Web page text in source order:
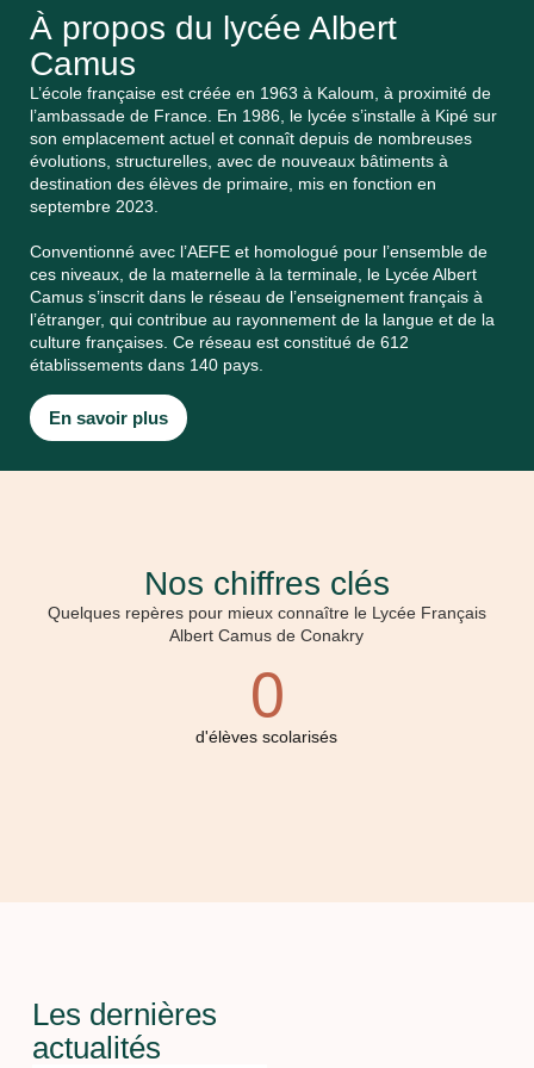
À propos du lycée Albert
Camus
L’école française est créée en 1963 à Kaloum, à proximité de
l’ambassade de France. En 1986, le lycée s’installe à Kipé sur
son emplacement actuel et connaît depuis de nombreuses
évolutions, structurelles, avec de nouveaux bâtiments à
destination des élèves de primaire, mis en fonction en
septembre 2023.
Conventionné avec l’AEFE et homologué pour l’ensemble de
ces niveaux, de la maternelle à la terminale, le Lycée Albert
Camus s’inscrit dans le réseau de l’enseignement français à
l’étranger, qui contribue au rayonnement de la langue et de la
culture françaises. Ce réseau est constitué de 612
établissements dans 140 pays.
En savoir plus
Nos chiffres clés
Quelques repères pour mieux connaître le Lycée Français
Albert Camus de Conakry
d'élèves scolarisés
0
Les dernières
actualités